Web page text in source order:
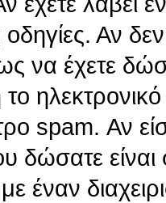
Αν
να έχετε
spam. Αν
δώσατε
έναν